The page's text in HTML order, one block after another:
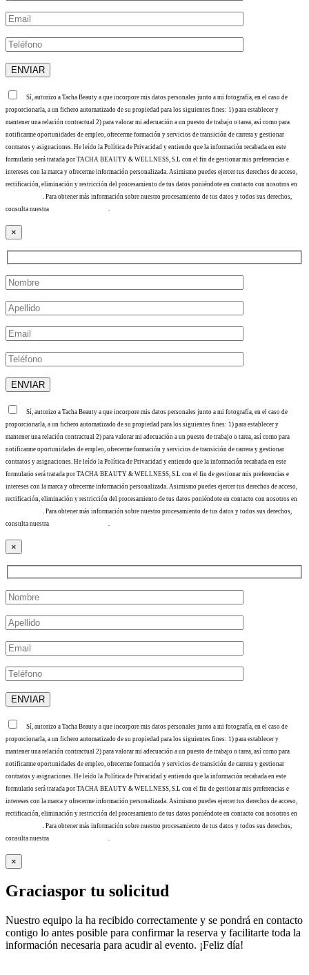
Sí, autorizo a Tacha Beauty a que incorpore mis datos personales junto a mi fotografía, en el caso de
proporcionarla, a un fichero automatizado de su propiedad para los siguientes fines: 1) para establecer y
mantener una relación contractual 2) para valorar mi adecuación a un puesto de trabajo o tarea, así como para
notificarme oportunidades de empleo, ofrecerme formación y servicios de transición de carrera y gestionar
contratos y asignaciones. He leído la Política de Privacidad y entiendo que la información recabada en este
formulario será tratada por TACHA BEAUTY & WELLNESS, S.L con el fin de gestionar mis preferencias e
intereses con la marca y ofrecerme información personalizada. Asimismo puedes ejercer tus derechos de acceso,
rectificación, eliminación y restricción del procesamiento de tus datos poniéndote en contacto con nosotros en
. Para obtener más información sobre nuestro procesamiento de tus datos y todos sus derechos,
consulta nuestra
.
×
Sí, autorizo a Tacha Beauty a que incorpore mis datos personales junto a mi fotografía, en el caso de
proporcionarla, a un fichero automatizado de su propiedad para los siguientes fines: 1) para establecer y
mantener una relación contractual 2) para valorar mi adecuación a un puesto de trabajo o tarea, así como para
notificarme oportunidades de empleo, ofrecerme formación y servicios de transición de carrera y gestionar
contratos y asignaciones. He leído la Política de Privacidad y entiendo que la información recabada en este
formulario será tratada por TACHA BEAUTY & WELLNESS, S.L con el fin de gestionar mis preferencias e
intereses con la marca y ofrecerme información personalizada. Asimismo puedes ejercer tus derechos de acceso,
rectificación, eliminación y restricción del procesamiento de tus datos poniéndote en contacto con nosotros en
. Para obtener más información sobre nuestro procesamiento de tus datos y todos sus derechos,
consulta nuestra
×
Sí, autorizo a Tacha Beauty a que incorpore mis datos personales junto a mi fotografía, en el caso de
proporcionarla, a un fichero automatizado de su propiedad para los siguientes fines: 1) para establecer y
mantener una relación contractual 2) para valorar mi adecuación a un puesto de trabajo o tarea, así como para
notificarme oportunidades de empleo, ofrecerme formación y servicios de transición de carrera y gestionar
contratos y asignaciones. He leído la Política de Privacidad y entiendo que la información recabada en este
formulario será tratada por TACHA BEAUTY & WELLNESS, S.L con el fin de gestionar mis preferencias e
intereses con la marca y ofrecerme información personalizada. Asimismo puedes ejercer tus derechos de acceso,
rectificación, eliminación y restricción del procesamiento de tus datos poniéndote en contacto con nosotros en
. Para obtener más información sobre nuestro procesamiento de tus datos y todos sus derechos,
consulta nuestra
×
Graciaspor tu solicitud
Nuestro equipo la ha recibido correctamente y se pondrá en contacto
contigo lo antes posible para confirmar la reserva y facilitarte toda la
información necesaria para acudir al evento. ¡Feliz día!